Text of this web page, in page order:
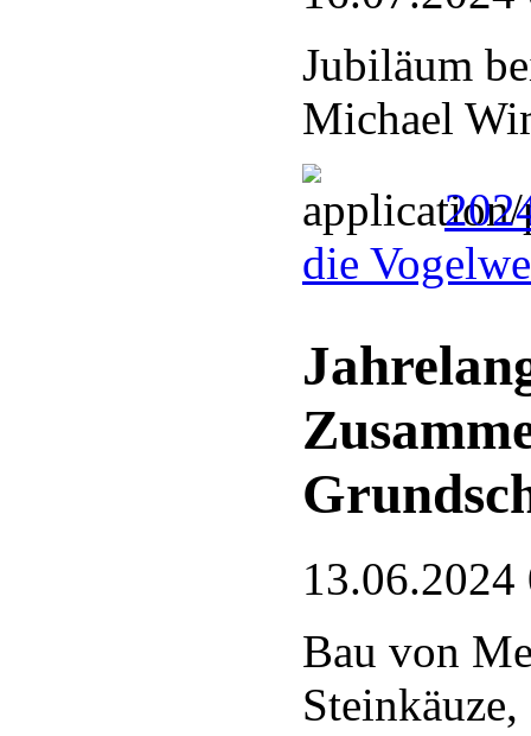
Jubiläum
Michael
die
13.06.2024
Bau von